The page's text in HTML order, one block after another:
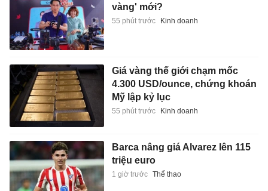
vàng' mới?
55 phút trước Kinh doanh
Giá vàng thế giới chạm mốc
4.300 USD/ounce, chứng khoán
Mỹ lập kỷ lục
55 phút trước Kinh doanh
Barca nâng giá Alvarez lên 115
triệu euro
1 giờ trước Thể thao